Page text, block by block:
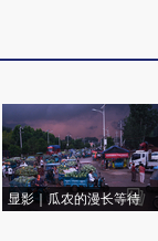
显影｜瓜农的漫长等待